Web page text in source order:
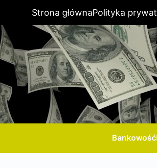
Strona głównaPolityka
Bankowość